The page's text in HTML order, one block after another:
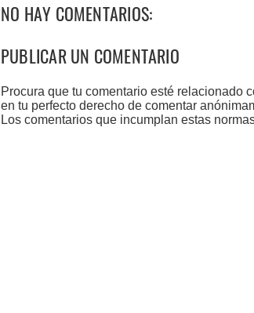
NO HAY COMENTARIOS:
PUBLICAR UN COMENTARIO
Procura que tu comentario esté relacionado
en tu perfecto derecho de comentar
Los comentarios que incumplan estas